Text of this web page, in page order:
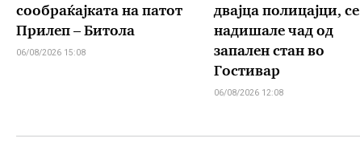
сообраќајката на патот
Прилеп – Битола
06/08/2026 15:08
двајца полицајци, се
надишале чад од
запален стан во
Гостивар
06/08/2026 12:08